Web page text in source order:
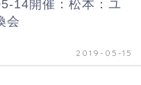
14開催：松本：ユ
会
2019-05-15